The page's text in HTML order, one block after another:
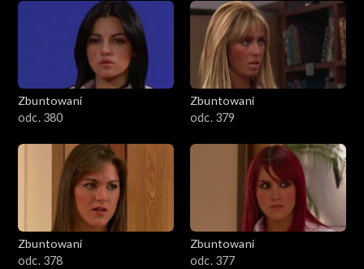
Zbuntowani
odc. 380
Zbuntowani
odc. 379
Zbuntowani
odc. 378
Zbuntowani
odc. 377